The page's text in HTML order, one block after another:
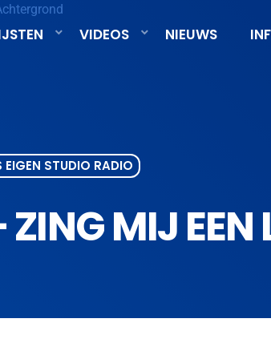
VIDEOS NIEUWS
EIGEN STUDIO RADIO
MIJ EEN